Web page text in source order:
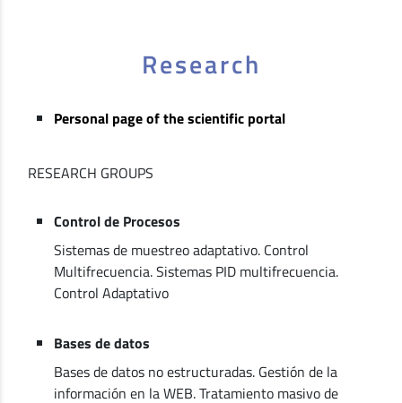
Research
Personal page of the scientific portal
RESEARCH GROUPS
Control de Procesos
Sistemas de muestreo adaptativo. Control
Multifrecuencia. Sistemas PID multifrecuencia.
Control Adaptativo
Bases de datos
Bases de datos no estructuradas. Gestión de la
información en la WEB. Tratamiento masivo de